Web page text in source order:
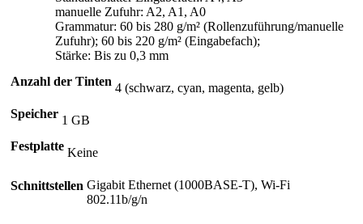
manuelle Zufuhr: A2, A1, A0
Grammatur: 60 bis 280 g/m² (Rollenzuführung/manuelle
Zufuhr); 60 bis 220 g/m² (Eingabefach);
Stärke: Bis zu 0,3 mm
Anzahl der Tinten 4 (schwarz, cyan, magenta, gelb)
Speicher 1 GB
Festplatte Keine
Schnittstellen Gigabit Ethernet (1000BASE-T), Wi-Fi
802.11b/g/n